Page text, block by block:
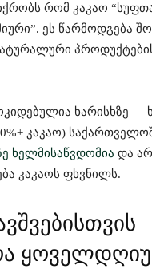
რომ კაკაო
ეს წარმოდგება
ხარისხზე —
კაკაო)
ხელმისაწვდომია და
კაკაოს ფხვნილს.